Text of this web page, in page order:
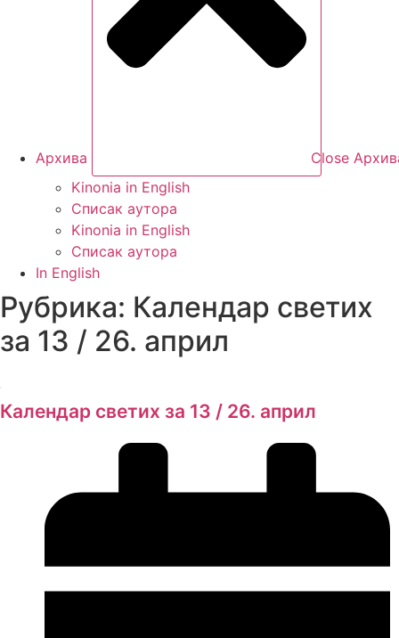
Архива
Close
Kinonia in English
Списак аутора
Kinonia in English
Списак аутора
In English
Рубрика: Календар светих
за 13 / 26. април
Календар светих за 13 / 26. април